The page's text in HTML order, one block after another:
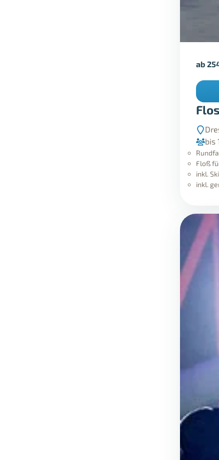
bis
Floß
inkl.
inkl.
ab